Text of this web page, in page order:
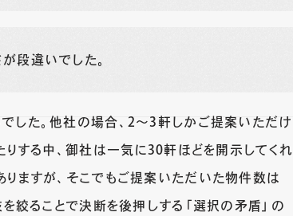
段違いでした。
した。他社の場合、2～3軒しかご提案いただけ
りする中、御社は一気に30軒ほどを開示してくれ
ますが、そこでもご提案いただいた物件数は
絞ることで決断を後押しする「選択の矛盾」の